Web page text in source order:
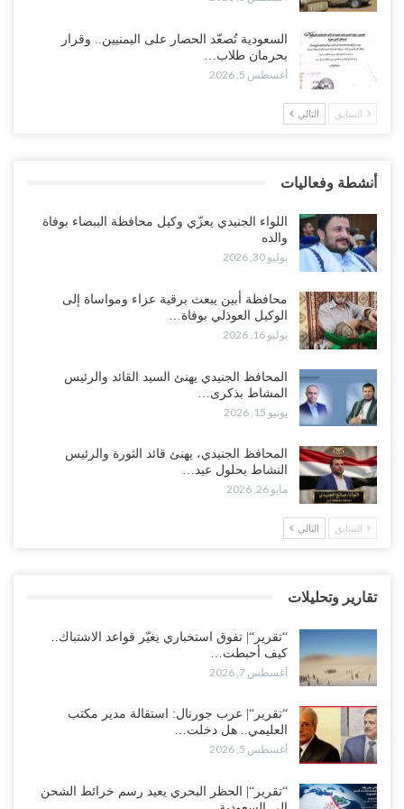
وسط معركة سعودية لإسقاط آخر معاقل الزبيدي.. القبائل تستنفر و”درع
الوطن” تبدأ الانتشار..!
أغسطس 5, 2026
خلافات الرواتب تشعل مواجهة داخل معسكر التحالف… والإصلاح يصعّد
تعميد الشهادات يشعل غضباً واسعاً..!
أغسطس 5, 2026
ملفات المال والنفط..!
أغسطس 5, 2026
النفط تلتف حول أفريقيا وسفن تعلن: “لا توجد شحنة…
أغسطس 4, 2026
مليون برميل يشعل غضب حضرموت..!
أغسطس 4, 2026
مدير مكتب العليمي يقدم استقالته.. والخلافات تعصف بالرئاسي وصراع
“تعز“| وسط إعادة رسم النفوذ السعودي.. الإصلاح يجدد اتهامه لطارق
بالتهريب وعينه على المحافظ..!
أغسطس 4, 2026
“شبوة“| مع تحشيدات عسكرية تنذر بجولة جديدة مع السعودية.. الإمارات
تعيد تحشيد قواتها في أهم سواحل اليمن على البحر…
أغسطس 4, 2026
أغسطس 4, 2026
السعودية تُصعّد الحصار على اليمنيين.. وقرار
بحرمان طلاب…
أغسطس 5, 2026
السابق التالي
أنشطة وفعاليات
اللواء الجنيدي يعزّي وكيل محافظة الببضاء بوفاة
والده
يوليو 30, 2026
محافظة أبين يبعث برقية عزاء ومواساة إلى
الوكيل العوذلي بوفاة…
يوليو 16, 2026
المحافظ الجنيدي يهنئ السيد القائد والرئيس
المشاط بذكرى…
يونيو 15, 2026
المحافظ الجنيدي، يهنئ قائد الثورة والرئيس
النشاط بحلول عيد…
مايو 26, 2026
السابق التالي
تقارير وتحليلات
“تقرير“| تفوق استخباري يغيّر قواعد الاشتباك..
كيف أحبطت…
أغسطس 7, 2026
“تقرير“| عرب جورنال: استقالة مدير مكتب
العليمي.. هل دخلت…
أغسطس 5, 2026
“تقرير“| الحظر البحري يعيد رسم خرائط الشحن